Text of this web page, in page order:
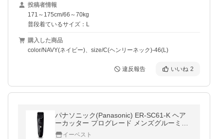
投稿者情報
171～175cm/66～70kg
普段着ているサイズ：L
購入した商品
color/NAVY(ネイビー)、size/C(ヘンリーネック)-46(L)
違反報告 いいね 2
パナソニック(Panasonic) ER-SC61-K ヘア
ーカッター プログレード メンズグルーミン
グ ブラック
イーベスト